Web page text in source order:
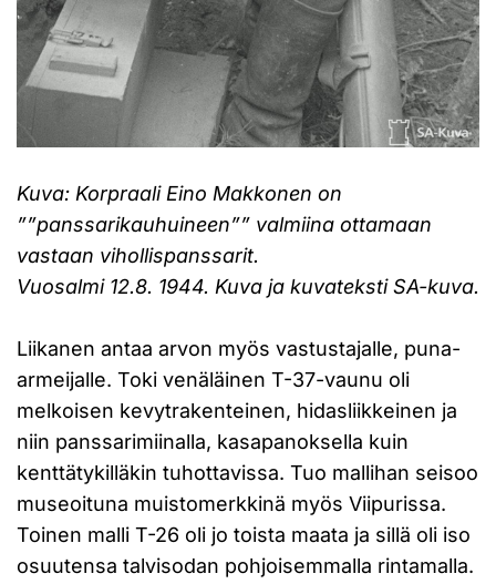
Kuva: Korpraali Eino Makkonen on
””panssarikauhuineen”” valmiina ottamaan
vastaan vihollispanssarit.
Vuosalmi 12.8. 1944. Kuva ja kuvateksti SA-kuva.
Liikanen antaa arvon myös vastustajalle, puna-
armeijalle. Toki venäläinen T-37-vaunu oli
melkoisen kevytrakenteinen, hidasliikkeinen ja
niin panssarimiinalla, kasapanoksella kuin
kenttätykilläkin tuhottavissa. Tuo mallihan seisoo
museoituna muistomerkkinä myös Viipurissa.
Toinen malli T-26 oli jo toista maata ja sillä oli iso
osuutensa talvisodan pohjoisemmalla rintamalla.